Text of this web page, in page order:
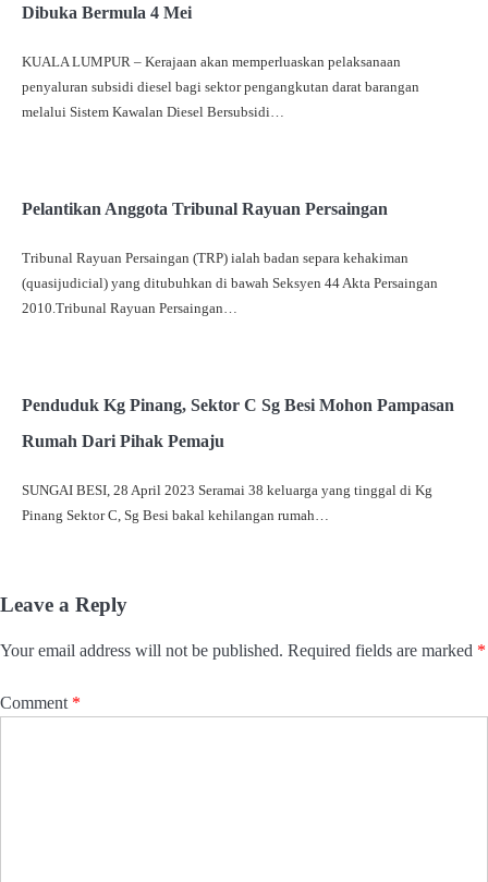
Dibuka Bermula 4 Mei
KUALA LUMPUR – Kerajaan akan memperluaskan pelaksanaan
penyaluran subsidi diesel bagi sektor pengangkutan darat barangan
melalui Sistem Kawalan Diesel Bersubsidi…
Pelantikan Anggota Tribunal Rayuan Persaingan
Tribunal Rayuan Persaingan (TRP) ialah badan separa kehakiman
(quasijudicial) yang ditubuhkan di bawah Seksyen 44 Akta Persaingan
2010.Tribunal Rayuan Persaingan…
Penduduk Kg Pinang, Sektor C Sg Besi Mohon Pampasan
Rumah Dari Pihak Pemaju
SUNGAI BESI, 28 April 2023 Seramai 38 keluarga yang tinggal di Kg
Pinang Sektor C, Sg Besi bakal kehilangan rumah…
Leave a Reply
Your email address will not be published. Required fields are marked *
Comment *